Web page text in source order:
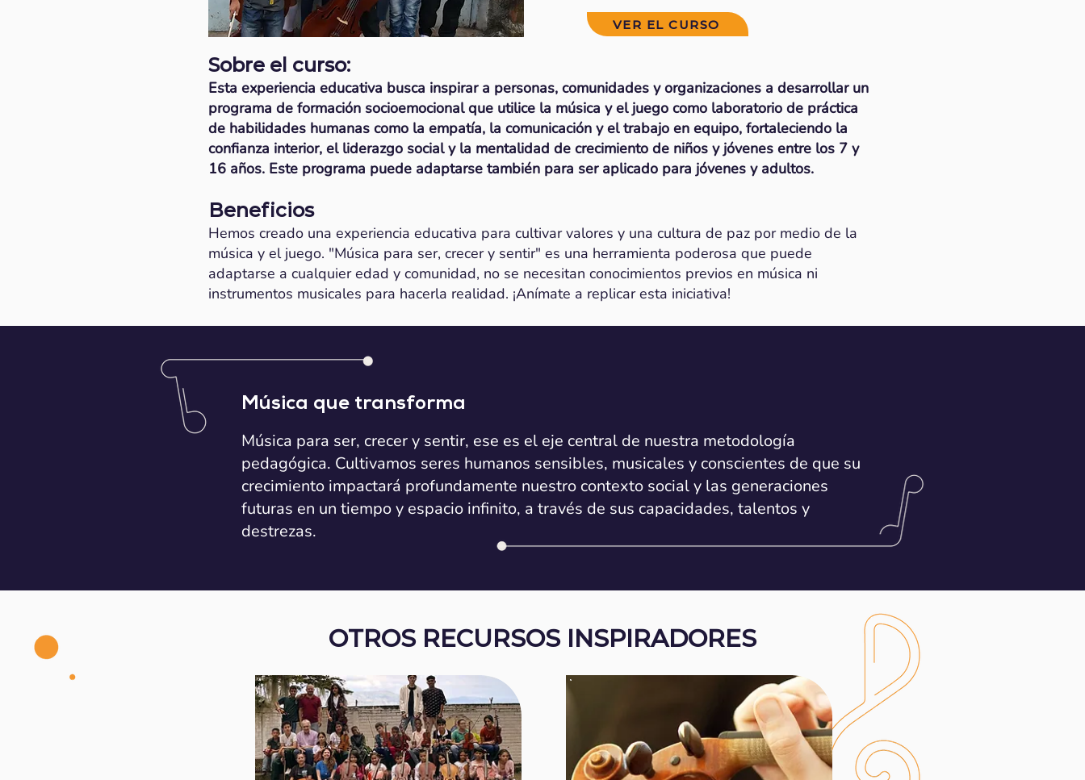
VER EL CURSO
Sobre el curso:
Esta experiencia educativa busca inspirar a personas, comunidades y organizaciones a desarrollar un
programa de formación socioemocional que utilice la música y el juego como laboratorio de práctica
de habilidades humanas como la empatía, la comunicación y el trabajo en equipo, fortaleciendo la
confianza interior, el liderazgo social y la mentalidad de crecimiento de niños y jóvenes entre los 7 y
16 años. Este programa puede adaptarse también para ser aplicado para jóvenes y adultos.
Beneficios
Hemos creado una experiencia educativa para cultivar valores y una cultura de paz por medio de la
música y el juego. "Música para ser, crecer y sentir" es una herramienta poderosa que puede
adaptarse a cualquier edad y comunidad, no se necesitan conocimientos previos en música ni
instrumentos musicales para hacerla realidad. ¡Anímate a replicar esta iniciativa!
Música que transforma
Música para ser, crecer y sentir, ese es el eje central de nuestra metodología
pedagógica. Cultivamos seres humanos sensibles, musicales y conscientes de que su
crecimiento impactará profundamente nuestro contexto social y las generaciones
futuras en un tiempo y espacio infinito, a través de sus capacidades, talentos y
destrezas.
OTROS RECURSOS INSPIRADORES